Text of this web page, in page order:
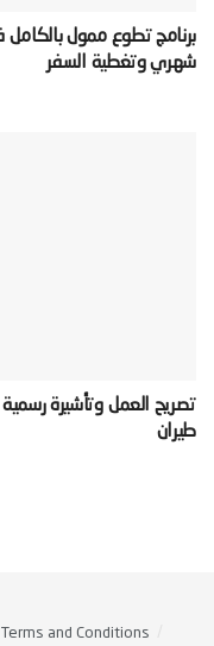
شهري وتغطية السفر‬
طيران‬
Terms and Conditions